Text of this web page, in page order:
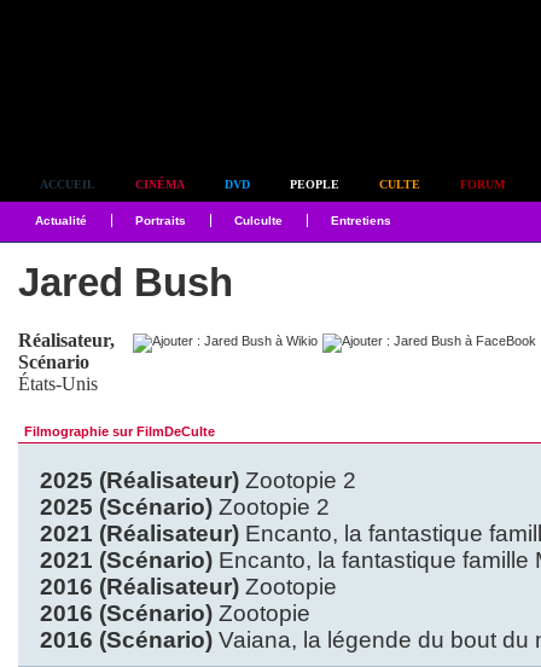
ACCUEIL CINÉMA DVD PEOPLE CULTE FORUM
Actualité Portraits Culculte Entretiens
Jared Bush
Réalisateur,
Scénario
États-Unis
Filmographie sur FilmDeCulte
2025 (Réalisateur) Zootopie 2
2025 (Scénario) Zootopie 2
2021 (Réalisateur) Encanto, la fantastique
2021 (Scénario) Encanto, la fantastique famille
2016 (Réalisateur) Zootopie
2016 (Scénario) Zootopie
2016 (Scénario) Vaiana, la légende du bout du